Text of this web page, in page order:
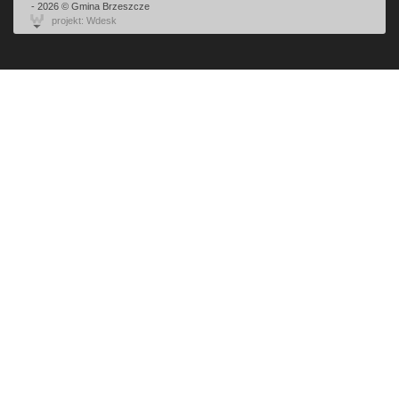
- 2026 © Gmina Brzeszcze
projekt: Wdesk